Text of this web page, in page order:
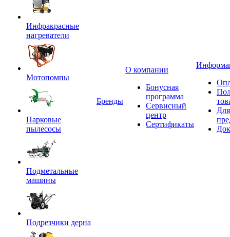
Инфракрасные
нагреватели
Мотопомпы
Парковые
пылесосы
Подметальные
машины
Подрезчики дерна
Бренды
О компании
Бонусная
программа
Сервисный
центр
Сертификаты
Для